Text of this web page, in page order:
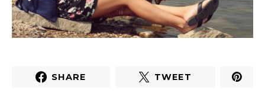
SHARE TWEET